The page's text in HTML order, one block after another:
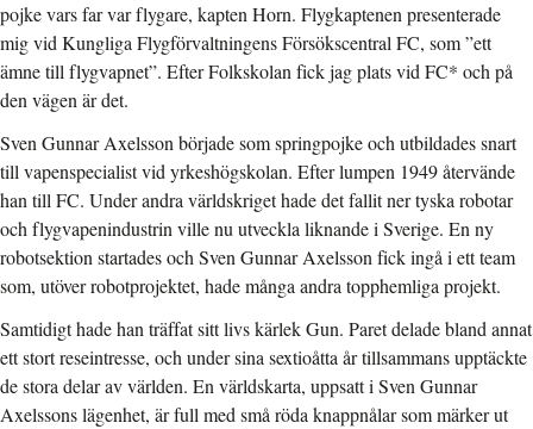
pojke vars far var flygare, kapten Horn. Flygkaptenen presenterade
mig vid Kungliga Flygförvaltningens Försökscentral FC, som ”ett
ämne till flygvapnet”. Efter Folkskolan fick jag plats vid FC* och på
den vägen är det.
Sven Gunnar Axelsson började som springpojke och utbildades snart
till vapenspecialist vid yrkeshögskolan. Efter lumpen 1949 återvände
han till FC. Under andra världskriget hade det fallit ner tyska robotar
och flygvapenindustrin ville nu utveckla liknande i Sverige. En ny
robotsektion startades och Sven Gunnar Axelsson fick ingå i ett team
som, utöver robotprojektet, hade många andra topphemliga projekt.
Samtidigt hade han träffat sitt livs kärlek Gun. Paret delade bland annat
ett stort reseintresse, och under sina sextioåtta år tillsammans upptäckte
de stora delar av världen. En världskarta, uppsatt i Sven Gunnar
Axelssons lägenhet, är full med små röda knappnålar som märker ut